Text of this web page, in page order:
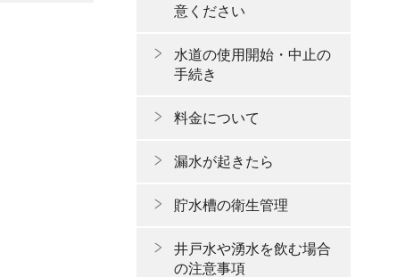
意ください
水道の使用開始・中止の
手続き
料金について
漏水が起きたら
貯水槽の衛生管理
井戸水や湧水を飲む場合
の注意事項